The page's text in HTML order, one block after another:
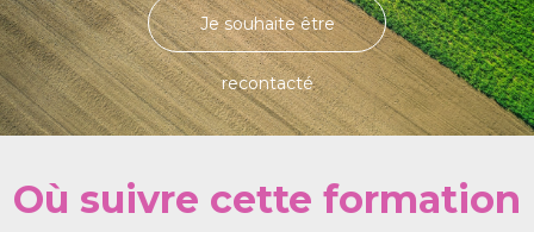
Je souhaite être
recontacté
Où suivre cette formation